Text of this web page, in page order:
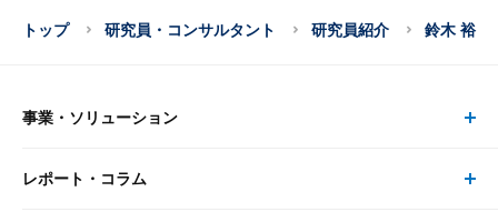
トップ 研究員・コンサルタント 研究員紹介 鈴木 裕
事業・ソリューション
事業・ソリューション トップ
レポート・コラム